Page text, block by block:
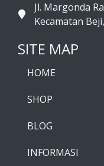
Jl. Margonda
Kecamatan
SITE MAP
HOME
SHOP
BLOG
INFORMASI